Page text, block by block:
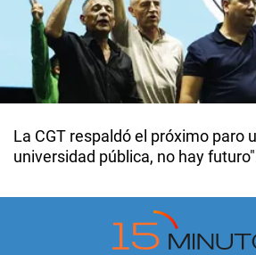
La CGT respaldó el próximo paro
universidad pública, no hay futuro"